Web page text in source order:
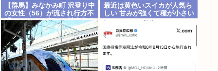
【群馬】みなかみ町 沢登り中
の女性（56）が流され行方不
明に きょうも朝から捜索行う
最近は黄色いスイカが人気ら
しい 甘みが強くて種が小さい
って